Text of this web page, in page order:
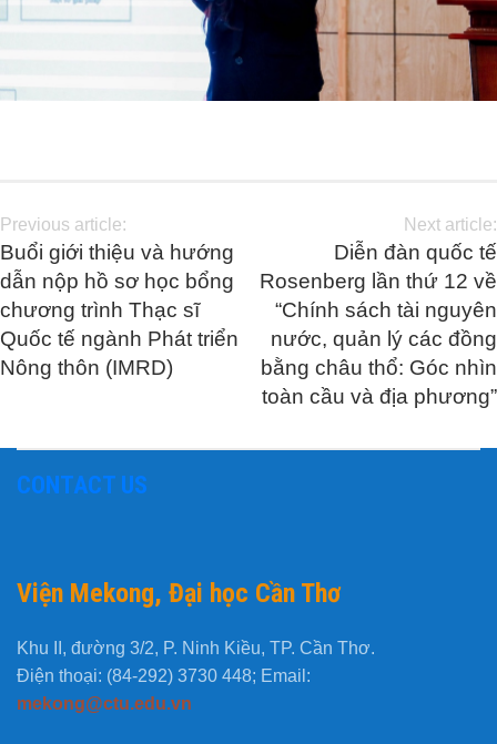
Previous article:
Buổi giới thiệu và hướng
dẫn nộp hồ sơ học bổng
chương trình Thạc sĩ
Quốc tế ngành Phát triển
Nông thôn (IMRD)
Next article:
Diễn đàn quốc tế
Rosenberg lần thứ 12 về
“Chính sách tài nguyên
nước, quản lý các đồng
bằng châu thổ: Góc nhìn
toàn cầu và địa phương”
CONTACT US
Viện Mekong, Đại học Cần Thơ
Khu II, đường 3/2, P. Ninh Kiều, TP. Cần Thơ.
Điện thoại: (84-292) 3730 448; Email:
mekong@ctu.edu.vn